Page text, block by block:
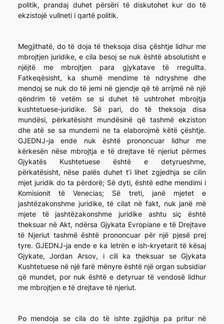
politik, prandaj duhet përsëri të diskutohet kur do të
ekzistojë vullneti i qartë politik.
Megjithatë, do të doja të theksoja disa çështje lidhur me
mbrojtjen juridike, e cila besoj se nuk është absolutisht e
njëjtë me mbrojtjen para gjykatave të rregullta.
Fatkeqësisht, ka shumë mendime të ndryshme dhe
mendoj se nuk do të jemi në gjendje që të arrijmë në një
qëndrim të vetëm se si duhet të ushtrohet mbrojtja
kushtetuese-juridike. Së pari, do të theksoja disa
mundësi, përkatësisht mundësinë që tashmë ekziston
dhe atë se sa mundemi ne ta elaborojmë këtë çështje.
GJEDNJ-ja ende nuk është prononcuar lidhur me
kërkesën nëse mbrojtja e të drejtave të njeriut përmes
Gjykatës Kushtetuese është e detyrueshme,
përkatësisht, nëse palës duhet t’i lihet zgjedhja se cilin
mjet juridik do ta përdorë; Së dyti, është edhe mendimi i
Komisionit të Venecias; Së treti, janë mjetet e
jashtëzakonshme juridike, të cilat në fakt, nuk janë më
mjete të jashtëzakonshme juridike ashtu siç është
theksuar në Akt, ndërsa Gjykata Evropiane e të Drejtave
të Njeriut tashmë është prononcuar për një pjesë prej
tyre. GJEDNJ-ja ende e ka letrën e ish-kryetarit të kësaj
Gjykate, Jordan Arsov, i cili ka theksuar se Gjykata
Kushtetuese në një farë mënyre është një organ subsidiar
që mundet, por nuk është e detyruar të vendosë lidhur
me mbrojtjen e të drejtave të njeriut.
Po mendoja se cila do të ishte zgjidhja pa pritur në